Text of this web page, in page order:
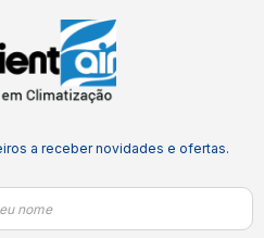
a receber novidades e ofertas.